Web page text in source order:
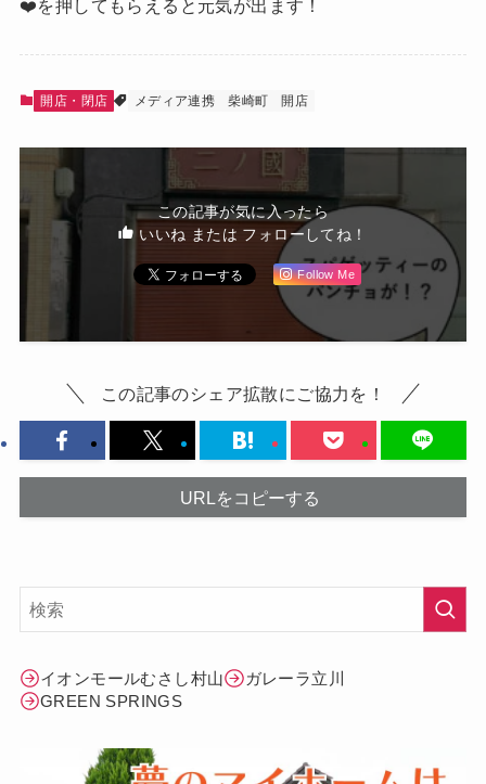
❤️を押してもらえると元気が出ます！
開店・閉店 メディア連携 柴崎町 開店
この記事が気に入ったら
いいね または フォローしてね！
Follow Me
この記事のシェア拡散にご協力を！
URLをコピーする
イオンモールむさし村山
ガレーラ立川
GREEN SPRINGS